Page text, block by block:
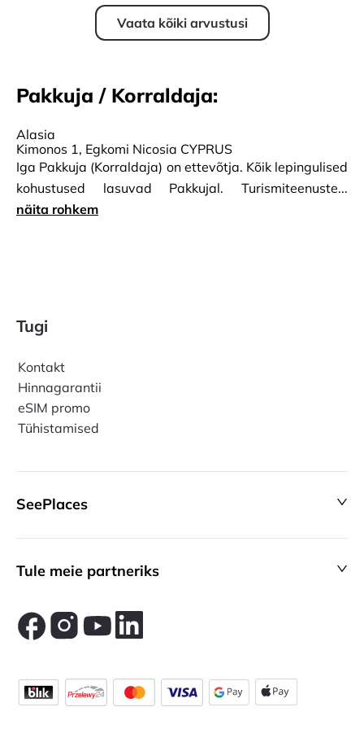
Vaata kõiki arvustusi
Pakkuja / Korraldaja:
Alasia
Kimonos 1, Egkomi Nicosia CYPRUS
Iga Pakkuja (Korraldaja) on ettevõtja. Kõik lepingulised
kohustused lasuvad Pakkujal. Turismiteenuste...
näita rohkem
Tugi
Kontakt
Hinnagarantii
eSIM promo
Tühistamised
SeePlaces
Tule meie partneriks